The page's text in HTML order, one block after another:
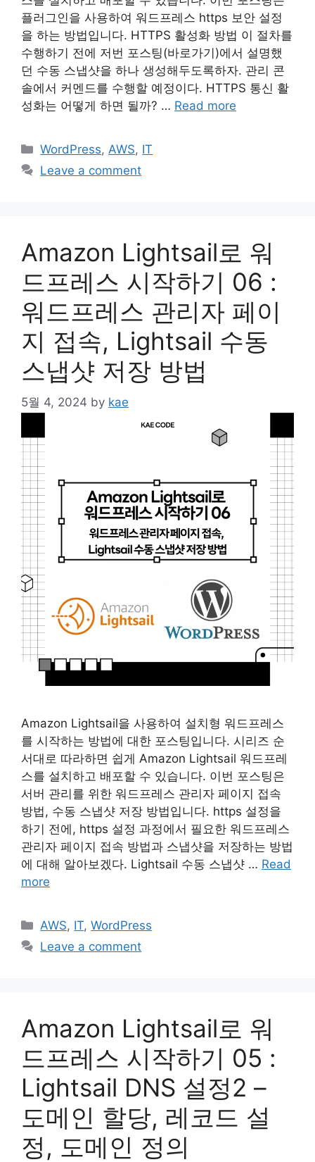
플러그인을 사용하여 워드프레스 https 보안 설정
을 하는 방법입니다. HTTPS 활성화 방법 이 절차를
수행하기 전에 저번 포스팅(바로가기)에서 설명했
던 수동 스냅샷을 하나 생성해두도록하자. 관리 콘
솔에서 커멘드를 수행할 예정이다. HTTPS 통신 활
성화는 어떻게 하면 될까? … Read more
Categories
WordPress,AWS, IT
Leave a comment
Amazon Lightsail로 워
드프레스 시작하기 06 :
워드프레스 관리자 페이
지 접속, Lightsail 수동
스냅샷 저장 방법
5월 4, 2024 by kae
Amazon Lightsail을 사용하여 설치형 워드프레스
를 시작하는 방법에 대한 포스팅입니다. 시리즈 순
서대로 따라하면 쉽게 Amazon Lightsail 워드프레
스를 설치하고 배포할 수 있습니다. 이번 포스팅은
서버 관리를 위한 워드프레스 관리자 페이지 접속
방법, 수동 스냅샷 저장 방법입니다. https 설정을
하기 전에, https 설정 과정에서 필요한 워드프레스
관리자 페이지 접속 방법과 스냅샷을 저장하는 방법
에 대해 알아보겠다. Lightsail 수동 스냅샷 … Read
more
Categories
AWS, IT,WordPress
Leave a comment
Amazon Lightsail로 워
드프레스 시작하기 05 :
Lightsail DNS 설정2 –
도메인 할당, 레코드 설
정, 도메인 정의